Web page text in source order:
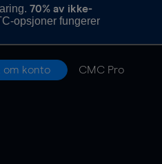
70% av ikke-
opsjoner fungerer
om konto CMC Pro